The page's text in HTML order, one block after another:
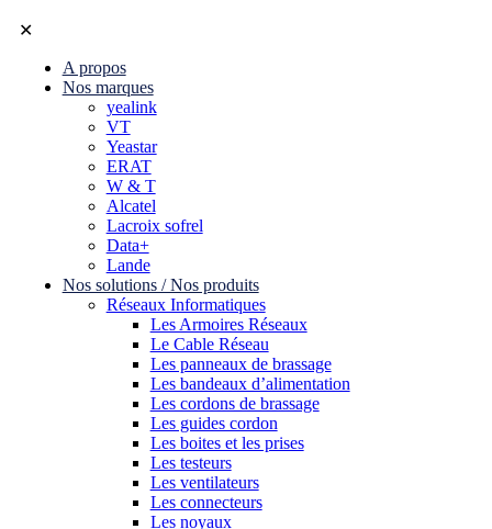
✕
A propos
Nos marques
yealink
VT
Yeastar
ERAT
W & T
Alcatel
Lacroix sofrel
Data+
Lande
Nos solutions / Nos produits
Réseaux Informatiques
Les Armoires Réseaux
Le Cable Réseau
Les panneaux de brassage
Les bandeaux d’alimentation
Les cordons de brassage
Les guides cordon
Les boites et les prises
Les testeurs
Les ventilateurs
Les connecteurs
Les noyaux